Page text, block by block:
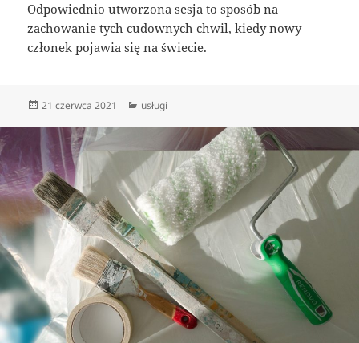
Odpowiednio utworzona sesja to sposób na
zachowanie tych cudownych chwil, kiedy nowy
członek pojawia się na świecie.
Data
21 czerwca 2021 Kategorie
usługi